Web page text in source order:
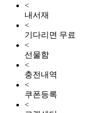
<
내서재
<
기다리면 무료
<
선물함
<
충전내역
<
쿠폰등록
<